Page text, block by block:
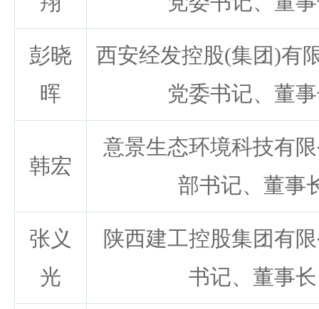
彭晓
晖
西安经发控股(集团)有
党委书记、董
韩宏
意景生态环境科技有
部书记、董事
张义
光
陕西建工控股集团有
书记、董事长